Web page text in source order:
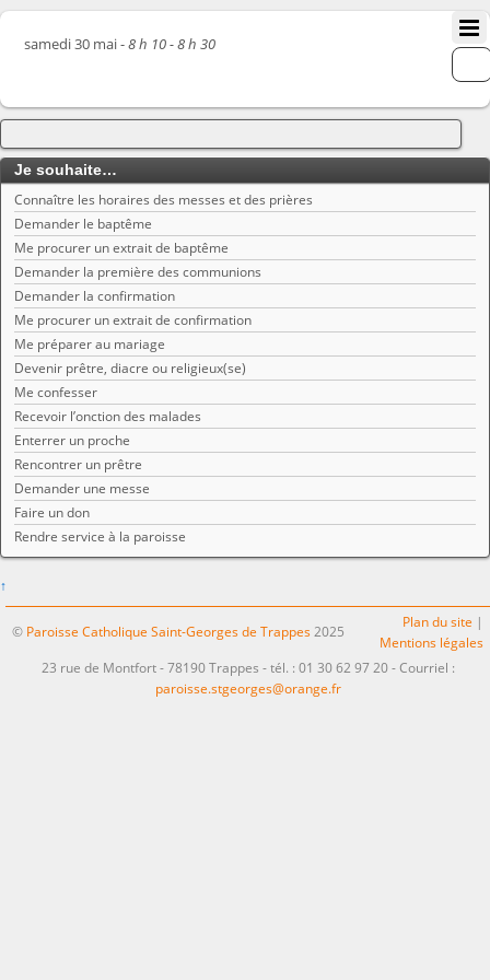
samedi 30 mai -8 h 10 - 8 h 30
Je souhaite…
Connaître les horaires des messes et des prières
Demander le baptême
Me procurer un extrait de baptême
Demander la première des communions
Demander la confirmation
Me procurer un extrait de confirmation
Me préparer au mariage
Devenir prêtre, diacre ou religieux(se)
Me confesser
Recevoir l’onction des malades
Enterrer un proche
Rencontrer un prêtre
Demander une messe
Faire un don
Rendre service à la paroisse
↑
© Paroisse Catholique Saint-Georges de Trappes 2025
Plan du site |
Mentions légales
23 rue de Montfort - 78190 Trappes - tél. : 01 30 62 97 20 - Courriel :
paroisse.stgeorges@orange.fr